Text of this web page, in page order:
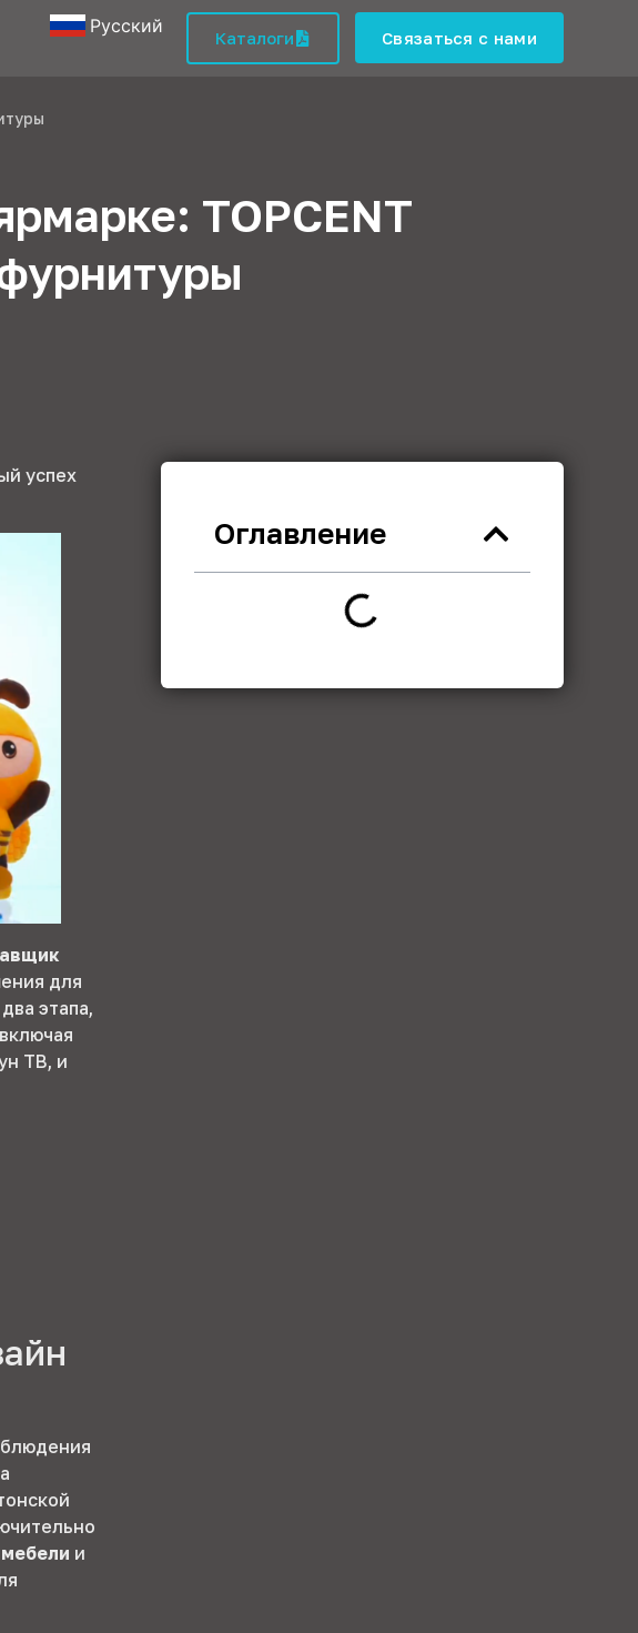
Русский
Каталоги Связаться с нами
TOPCENT
успех
для
этапа,
ТВ, и
и
Оглавление